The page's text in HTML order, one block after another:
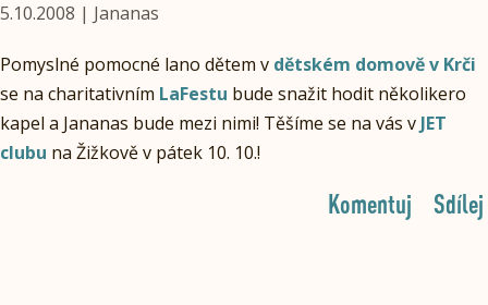
5.10.2008 | Jananas
Pomyslné pomocné lano dětem v dětském domově v Krči
se na charitativním LaFestu bude snažit hodit několikero
kapel a Jananas bude mezi nimi! Těšíme se na vás v JET
clubu na Žižkově v pátek 10. 10.!
Sdílej
Komentuj